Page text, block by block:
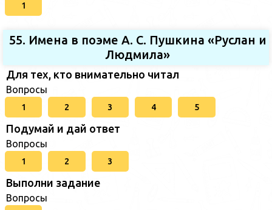
1
55. Имена в поэме А. С. Пушкина «Руслан и
Людмила»
Для тех, кто внимательно читал
Вопросы
1 2 3 4 5
Подумай и дай ответ
Вопросы
1 2 3
Выполни задание
Вопросы